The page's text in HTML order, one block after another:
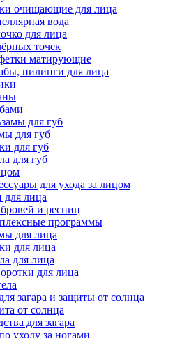
очищающие для лица
вода
для лица
точек
матирующие
пилинги для лица
для губ
для губ
для губ
для губ
для ухода за лицом
для лица
и ресниц
программы
для лица
для лица
для лица
для лица
загара и защиты от солнца
от солнца
для загара
уходу за ногами